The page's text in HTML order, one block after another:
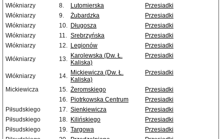
Włókniarzy
8. Lutomierska
Przesiadki
Włókniarzy
9. Żubardzka
Przesiadki
Włókniarzy
10. Długosza
Przesiadki
Włókniarzy
11. Srebrzyńska
Przesiadki
Włókniarzy
12. Legionów
Przesiadki
Włókniarzy
13. Karolewska (Dw. Ł.
Kaliska)
Przesiadki
Włókniarzy 14. Mickiewicza (Dw. Ł.
Kaliska)
Przesiadki
Mickiewicza 15. Żeromskiego
Przesiadki
16. Piotrkowska Centrum
Przesiadki
Piłsudskiego
17. Sienkiewicza
Przesiadki
Piłsudskiego
18. Kilińskiego
Przesiadki
Piłsudskiego
19. Targowa
Przesiadki